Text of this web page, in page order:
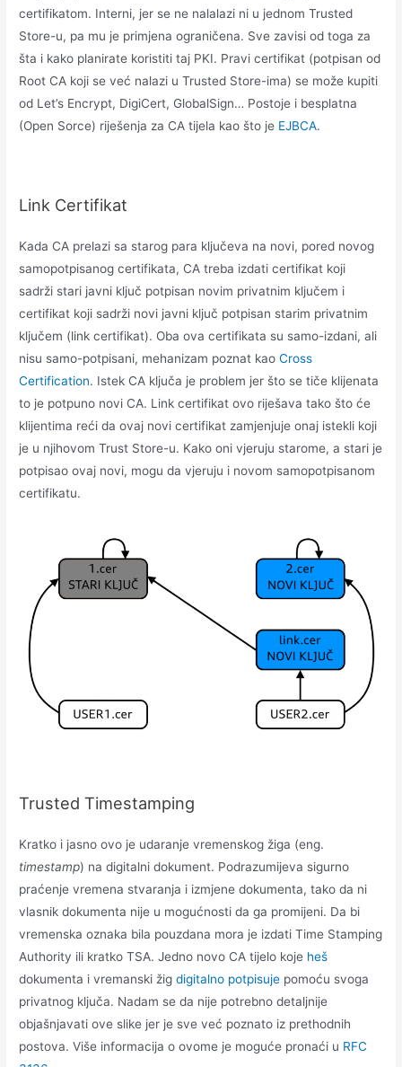
certifikatom. Interni, jer se ne nalalazi ni u jednom Trusted
Store-u, pa mu je primjena ograničena. Sve zavisi od toga za
šta i kako planirate koristiti taj PKI. Pravi certifikat (potpisan od
Root CA koji se već nalazi u Trusted Store-ima) se može kupiti
od Let’s Encrypt, DigiCert, GlobalSign… Postoje i besplatna
(Open Sorce) riješenja za CA tijela kao što je EJBCA.
Link Certifikat
Kada CA prelazi sa starog para ključeva na novi, pored novog
samopotpisanog certifikata, CA treba izdati certifikat koji
sadrži stari javni ključ potpisan novim privatnim ključem i
certifikat koji sadrži novi javni ključ potpisan starim privatnim
ključem (link certifikat). Oba ova certifikata su samo-izdani, ali
nisu samo-potpisani, mehanizam poznat kaoCross
Certification. Istek CA ključa je problem jer što se tiče klijenata
to je potpuno novi CA. Link certifikat ovo riješava tako što će
klijentima reći da ovaj novi certifikat zamjenjuje onaj istekli koji
je u njihovom Trust Store-u. Kako oni vjeruju starome, a stari je
potpisao ovaj novi, mogu da vjeruju i novom samopotpisanom
certifikatu.
Trusted Timestamping
Kratko i jasno ovo je udaranje vremenskog žiga (eng.
timestamp) na digitalni dokument. Podrazumijeva sigurno
praćenje vremena stvaranja i izmjene dokumenta, tako da ni
vlasnik dokumenta nije u mogućnosti da ga promijeni. Da bi
vremenska oznaka bila pouzdana mora je izdati Time Stamping
Authority ili kratko TSA. Jedno novo CA tijelo koje heš
dokumenta i vremanski žigdigitalno potpisuje pomoću svoga
privatnog ključa. Nadam se da nije potrebno detaljnije
objašnjavati ove slike jer je sve već poznato iz prethodnih
postova. Više informacija o ovome je moguće pronaći u RFC